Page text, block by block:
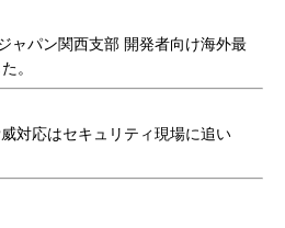
ャパン関西支部 開発者向け海外最
。
対応はセキュリティ現場に追い